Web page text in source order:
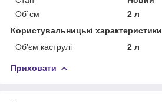
Об`єм
2 л
Користувальницькі характеристики
Об'єм каструлі
2 л
Приховати